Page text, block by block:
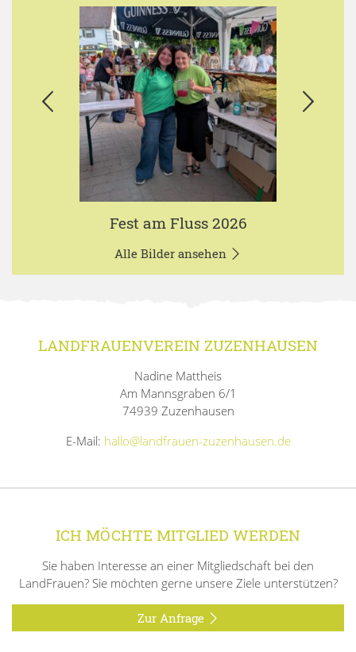
Fest am Fluss 2026
Alle Bilder ansehen
LANDFRAUENVEREIN ZUZENHAUSEN
Nadine Mattheis
Am Mannsgraben 6/1
74939 Zuzenhausen
E-Mail: hallo@landfrauen-zuzenhausen.de
ICH MÖCHTE MITGLIED WERDEN
Sie haben Interesse an einer Mitgliedschaft bei den
LandFrauen? Sie möchten gerne unsere Ziele unterstützen?
Zur Anfrage